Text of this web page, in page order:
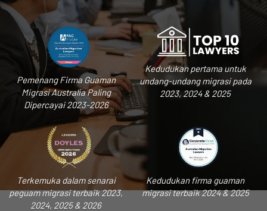
Pemenang Firma Guaman
Migrasi Australia Paling
Dipercayai 2023-2026
Kedudukan pertama untuk
undang-undang migrasi pada
2023, 2024 & 2025
Terkemuka dalam senarai
peguam migrasi terbaik 2023,
2024, 2025 & 2026
Kedudukan firma guaman
migrasi terbaik 2024 & 2025